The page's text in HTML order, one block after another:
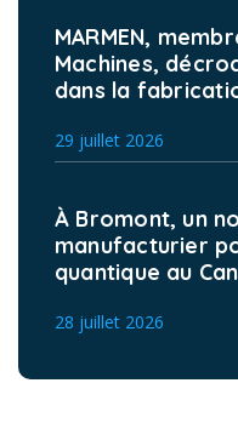
MARMEN,
Machines,
dans la
29 juillet 2026
À Bromont, un
manufacturier
quantique au
28 juillet 2026